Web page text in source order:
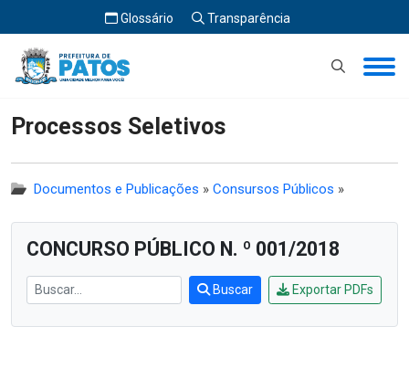
Glossário Transparência
Início Processos Seletivos
Processos Seletivos
Documentos e Publicações » Consursos Públicos »
CONCURSO PÚBLICO N. º 001/2018
Buscar Exportar PDFs